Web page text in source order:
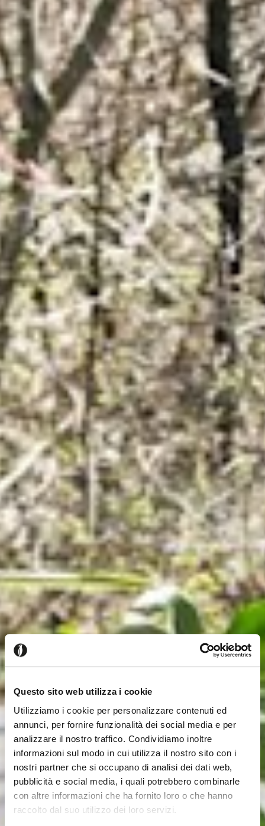
Questo sito web utilizza i cookie
Utilizziamo i cookie per personalizzare contenuti ed
annunci, per fornire funzionalità dei social media e per
analizzare il nostro traffico. Condividiamo inoltre
informazioni sul modo in cui utilizza il nostro sito con i
nostri partner che si occupano di analisi dei dati web,
pubblicità e social media, i quali potrebbero combinarle
con altre informazioni che ha fornito loro o che hanno
raccolto dal suo utilizzo dei loro servizi.